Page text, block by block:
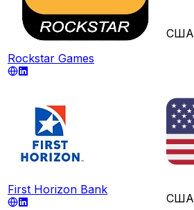
Rockstar Games
США
First Horizon Bank
США